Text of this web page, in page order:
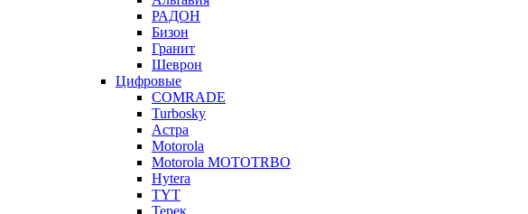
РАДОН
Бизон
Гранит
Шеврон
Цифровые
COMRADE
Turbosky
Астра
Motorola
Motorola MOTOTRBO
Hytera
TYT
Терек